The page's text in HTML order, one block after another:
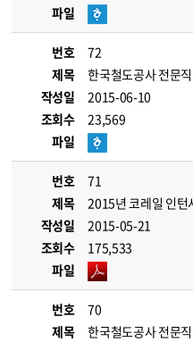
파일
번호
72
제목
한국철도공사 전문
작성일
2015-06-10
조회수
23,569
파일
번호
71
제목
2015년 코레일 인턴
작성일
2015-05-21
조회수
175,533
파일
번호
70
제목
한국철도공사 전문